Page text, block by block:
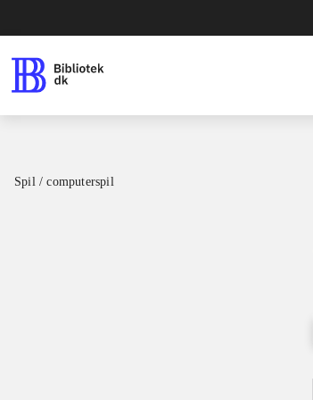
Spil / computerspil